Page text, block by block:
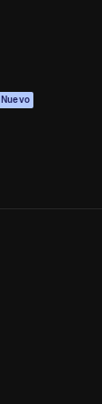
Nuevo